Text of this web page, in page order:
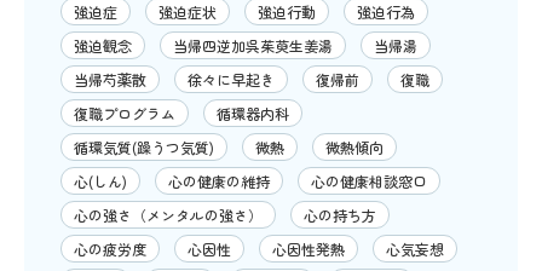
強迫症
強迫症状 強迫行動
強迫行為
強迫観念
当帰四逆加呉茱萸生姜湯
当帰湯
当帰芍薬散
徐々に早起き 復帰前
復職
復職プログラム
循環器内科
循環気質(躁うつ気質)
微熱
微熱傾向
心(しん)
心の健康の維持
心の健康相談窓口
心の強さ（メンタルの強さ）
心の持ち方
心の疲労度
心因性 心因性発熱
心気妄想